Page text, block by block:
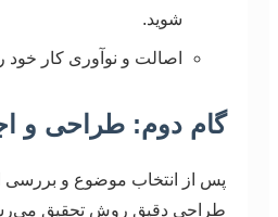
شوید.
اصالت و نوآوری کار
گام دوم: طراحی و
پس از انتخاب موضوع و بررسی
طراحی دقیق روش تحقیق